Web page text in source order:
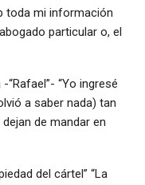
toda mi información
particular o, el
“Yo ingresé
a saber nada) tan
de mandar en
del cártel” “La